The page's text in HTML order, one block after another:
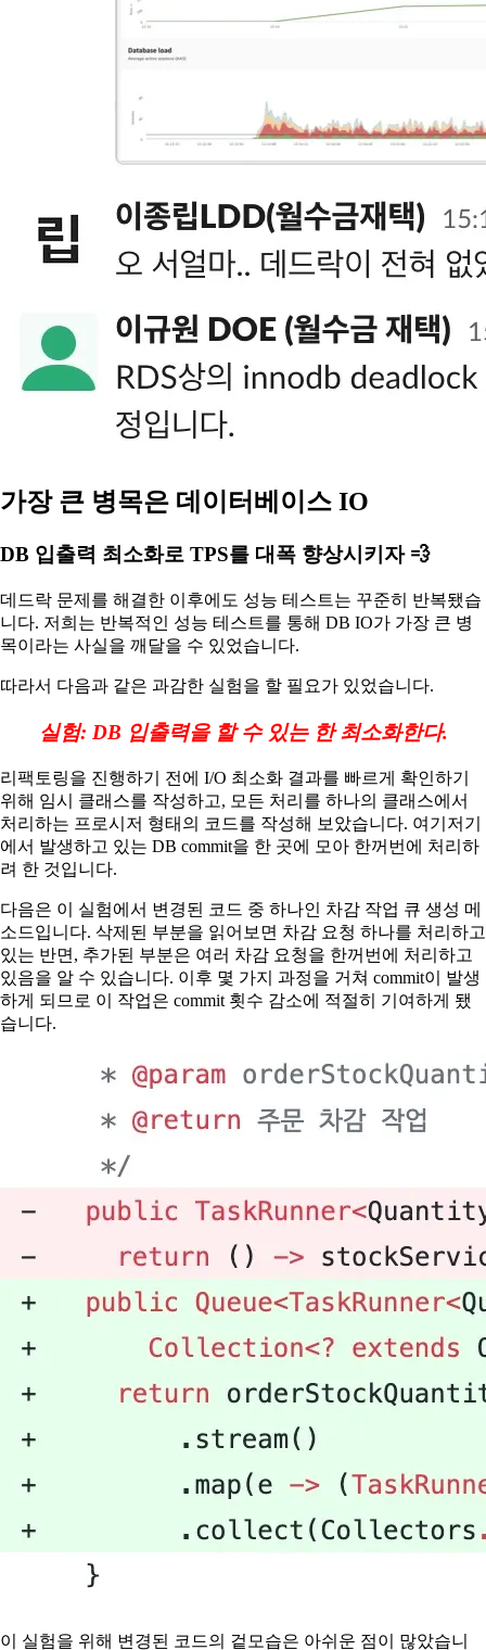
가장 큰 병목은 데이터베이스 IO
DB 입출력 최소화로 TPS를 대폭 향상시키자 💨
데드락 문제를 해결한 이후에도 성능 테스트는 꾸준히 반복됐습
니다. 저희는 반복적인 성능 테스트를 통해 DB IO가 가장 큰 병
목이라는 사실을 깨달을 수 있었습니다.
따라서 다음과 같은 과감한 실험을 할 필요가 있었습니다.
실험: DB 입출력을 할 수 있는 한 최소화한다.
리팩토링을 진행하기 전에 I/O 최소화 결과를 빠르게 확인하기
위해 임시 클래스를 작성하고, 모든 처리를 하나의 클래스에서
처리하는 프로시저 형태의 코드를 작성해 보았습니다. 여기저기
에서 발생하고 있는 DB commit을 한 곳에 모아 한꺼번에 처리하
려 한 것입니다.
다음은 이 실험에서 변경된 코드 중 하나인 차감 작업 큐 생성 메
소드입니다. 삭제된 부분을 읽어보면 차감 요청 하나를 처리하고
있는 반면, 추가된 부분은 여러 차감 요청을 한꺼번에 처리하고
있음을 알 수 있습니다. 이후 몇 가지 과정을 거쳐 commit이 발생
하게 되므로 이 작업은 commit 횟수 감소에 적절히 기여하게 됐
습니다.
이 실험을 위해 변경된 코드의 겉모습은 아쉬운 점이 많았습니